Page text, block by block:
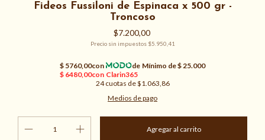
Fideos Fussiloni de Espinaca x 500 gr -
Troncoso
$7.200,00
Precio sin impuestos $5.950,41
24 cuotas de$1.063,86
Medios de pago